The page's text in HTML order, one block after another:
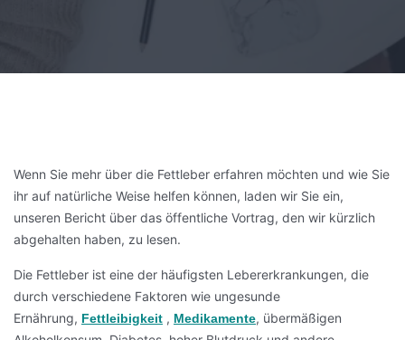
Wenn Sie mehr über die Fettleber erfahren möchten und wie Sie
ihr auf natürliche Weise helfen können, laden wir Sie ein,
unseren Bericht über das öffentliche Vortrag, den wir kürzlich
abgehalten haben, zu lesen.
Die Fettleber ist eine der häufigsten Lebererkrankungen, die
durch verschiedene Faktoren wie ungesunde
Ernährung, Fettleibigkeit , Medikamente, übermäßigen